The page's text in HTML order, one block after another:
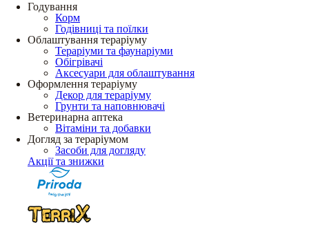
Годування
Корм
Годівниці та поїлки
Облаштування тераріуму
Тераріуми та фаунаріуми
Обігрівачі
Аксесуари для облаштування
Оформлення тераріуму
Декор для тераріуму
Грунти та наповнювачі
Ветеринарна аптека
Вітаміни та добавки
Догляд за тераріумом
Засоби для догляду
Акції та знижки